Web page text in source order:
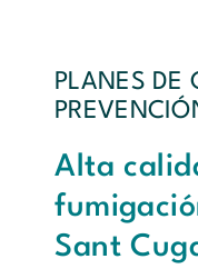
PLANES DE
Alta
Sant